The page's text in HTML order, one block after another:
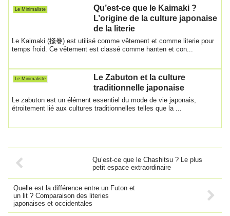
Le Minimaliste
Qu’est-ce que le Kaimaki ?
L’origine de la culture japonaise
de la literie
Le Kaimaki (掻巻) est utilisé comme vêtement et comme literie pour
temps froid. Ce vêtement est classé comme hanten et con...
Le Minimaliste
Le Zabuton et la culture
traditionnelle japonaise
Le zabuton est un élément essentiel du mode de vie japonais,
étroitement lié aux cultures traditionnelles telles que la ...
Qu’est-ce que le Chashitsu ? Le plus
petit espace extraordinaire
Quelle est la différence entre un Futon et
un lit ? Comparaison des literies
japonaises et occidentales